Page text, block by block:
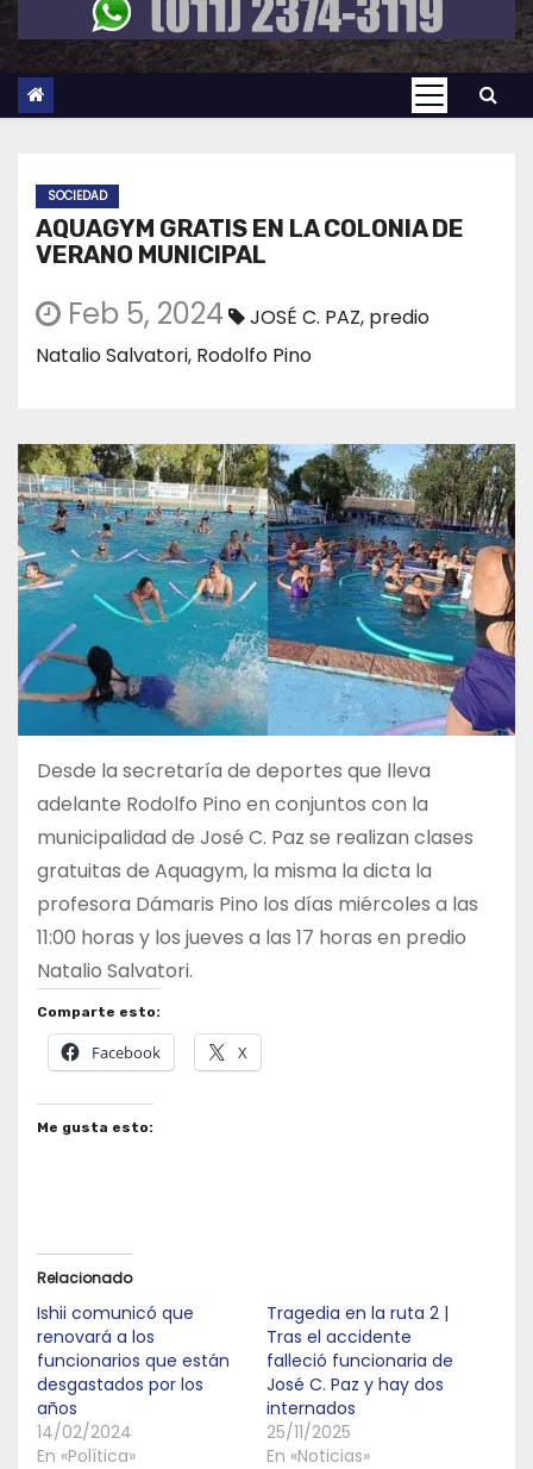
SOCIEDAD
AQUAGYM GRATIS EN LA COLONIA DE
VERANO MUNICIPAL
Feb 5, 2024 JOSÉ C. PAZ, predio
Natalio Salvatori, Rodolfo Pino
Desde la secretaría de deportes que lleva
adelante Rodolfo Pino en conjuntos con la
municipalidad de José C. Paz se realizan clases
gratuitas de Aquagym, la misma la dicta la
profesora Dámaris Pino los días miércoles a las
11:00 horas y los jueves a las 17 horas en predio
Natalio Salvatori.
Comparte esto:
Facebook X
Me gusta esto:
Relacionado
Ishii comunicó que
renovará a los
funcionarios que están
desgastados por los
años
14/02/2024
En «Política»
Tragedia en la ruta 2 |
Tras el accidente
falleció funcionaria de
José C. Paz y hay dos
internados
25/11/2025
En «Noticias»